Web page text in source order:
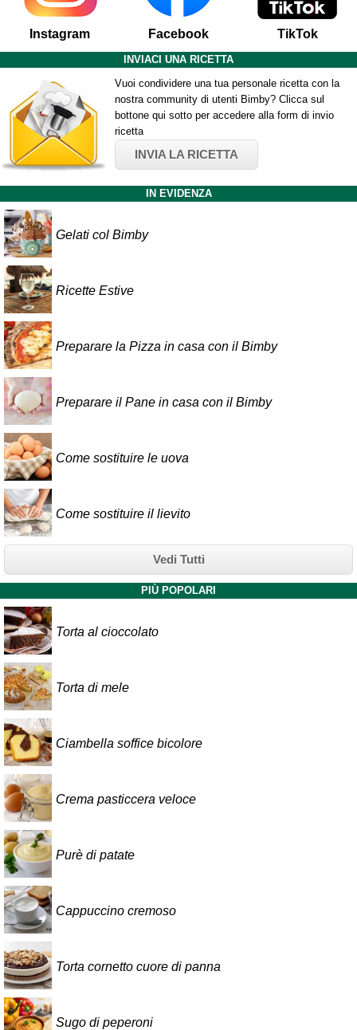
Instagram Facebook TikTok
INVIACI UNA RICETTA
Vuoi condividere una tua personale ricetta con la
nostra community di utenti Bimby? Clicca sul
bottone qui sotto per accedere alla form di invio
ricetta
INVIA LA RICETTA
IN EVIDENZA
Gelati col Bimby
Ricette Estive
Preparare la Pizza in casa con il Bimby
Preparare il Pane in casa con il Bimby
Come sostituire le uova
Come sostituire il lievito
Vedi Tutti
PIÙ POPOLARI
Torta al cioccolato
Torta di mele
Ciambella soffice bicolore
Crema pasticcera veloce
Purè di patate
Cappuccino cremoso
Torta cornetto cuore di panna
Sugo di peperoni